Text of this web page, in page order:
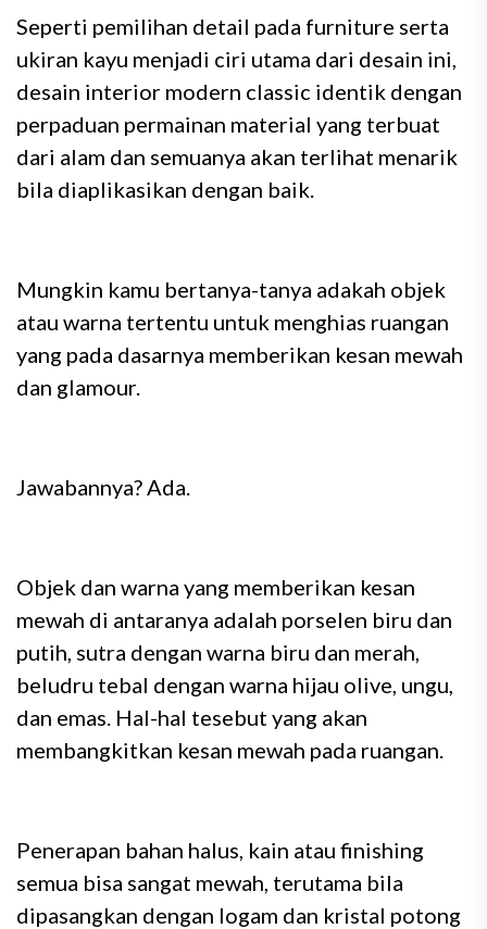
Seperti pemilihan detail pada furniture serta
ukiran kayu menjadi ciri utama dari desain ini,
desain interior modern classic identik dengan
perpaduan permainan material yang terbuat
dari alam dan semuanya akan terlihat menarik
bila diaplikasikan dengan baik.
Mungkin kamu bertanya-tanya adakah objek
atau warna tertentu untuk menghias ruangan
yang pada dasarnya memberikan kesan mewah
dan glamour.
Jawabannya? Ada.
Objek dan warna yang memberikan kesan
mewah di antaranya adalah porselen biru dan
putih, sutra dengan warna biru dan merah,
beludru tebal dengan warna hijau olive, ungu,
dan emas. Hal-hal tesebut yang akan
membangkitkan kesan mewah pada ruangan.
Penerapan bahan halus, kain atau finishing
semua bisa sangat mewah, terutama bila
dipasangkan dengan logam dan kristal potong